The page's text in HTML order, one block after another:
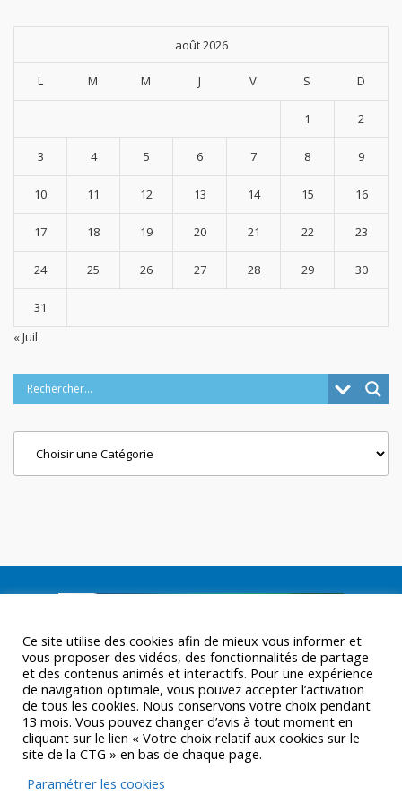
août 2026
L M M J V S D
1 2
3 4 5 6 7 8 9
10 11 12 13 14 15 16
17 18 19 20 21 22 23
24 25 26 27 28 29 30
31
« Juil
Ce site utilise des cookies afin de mieux vous informer et
vous proposer des vidéos, des fonctionnalités de partage
et des contenus animés et interactifs. Pour une expérience
de navigation optimale, vous pouvez accepter l’activation
de tous les cookies. Nous conservons votre choix pendant
13 mois. Vous pouvez changer d’avis à tout moment en
cliquant sur le lien « Votre choix relatif aux cookies sur le
site de la CTG » en bas de chaque page.
Paramétrer les cookies